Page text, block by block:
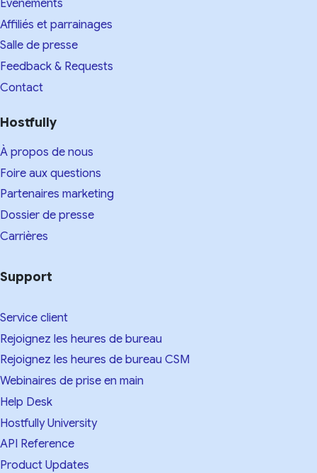
Événements
Affiliés et parrainages
Salle de presse
Feedback & Requests
Contact
Hostfully
À propos de nous
Foire aux questions
Partenaires marketing
Dossier de presse
Carrières
Support
Service client
Rejoignez les heures de bureau
Rejoignez les heures de bureau CSM
Webinaires de prise en main
Help Desk
Hostfully University
API Reference
Product Updates